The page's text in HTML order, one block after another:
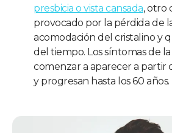
presbicia o vista cansada, otro
provocado por la pérdida de
acomodación del cristalino y
del tiempo. Los síntomas de
comenzar a aparecer a partir
y progresan hasta los 60 años.